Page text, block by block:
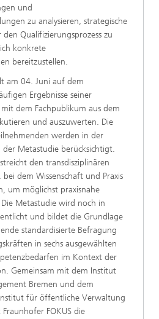
und
zu analysieren, strategische
Qualifizierungsprozess zu
konkrete
bereitzustellen.
am 04. Juni auf dem
Ergebnisse seiner
dem Fachpublikum aus dem
und auszuwerten. Die
werden in der
Metastudie berücksichtigt.
den transdisziplinären
dem Wissenschaft und Praxis
um möglichst praxisnahe
Die Metastudie wird noch in
und bildet die Grundlage
standardisierte Befragung
in sechs ausgewählten
im Kontext der
Gemeinsam mit dem Institut
Bremen und dem
für öffentliche Verwaltung
FOKUS die